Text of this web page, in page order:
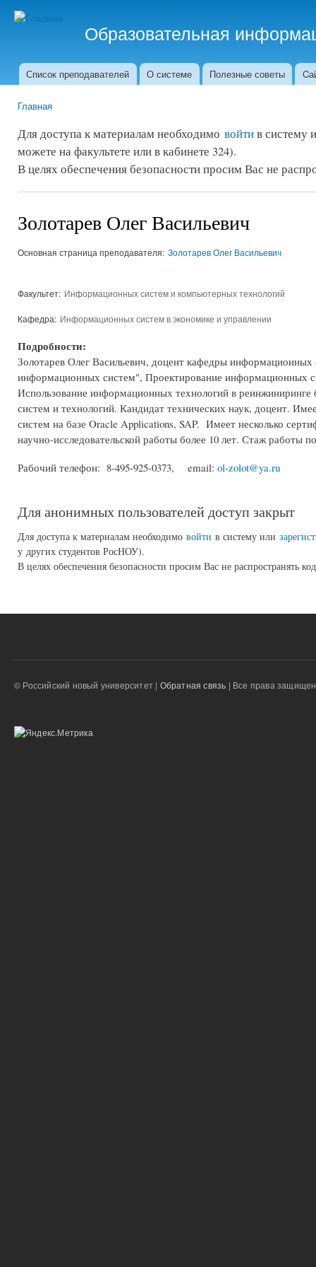
Образовательная
Главное меню
Список преподавателей О системе Полезные советы
Главная
Для доступа к материалам необходимо войтив систему
можете на факультете или в кабинете 324).
В целях обеспечения безопасности просим Вас не
Золотарев Олег Васильевич
Основная страница преподавателя: Золотарев Олег Васильевич
Факультет: Информационных систем и компьютерных технологий
Кафедра: Информационных систем в экономике и управлении
Подробности:
Золотарев Олег Васильевич, доцент кафедры
информационных систем", Проектирование информационных
Использование информационных технологий в
систем и технологий. Кандидат технических наук, доцент.
систем на базе Oracle Applications, SAP. Имеет несколько
научно-исследовательской работы более 10 лет. Стаж работы
Рабочий телефон: 8-495-925-0373, email: ol-zolot@ya.ru
Для анонимных пользователей доступ закрыт
Для доступа к материалам необходимо войти в систему или
у других студентов РосНОУ).
В целях обеспечения безопасности просим Вас не распространять
© Российский новый университет | Обратная связь | Все права